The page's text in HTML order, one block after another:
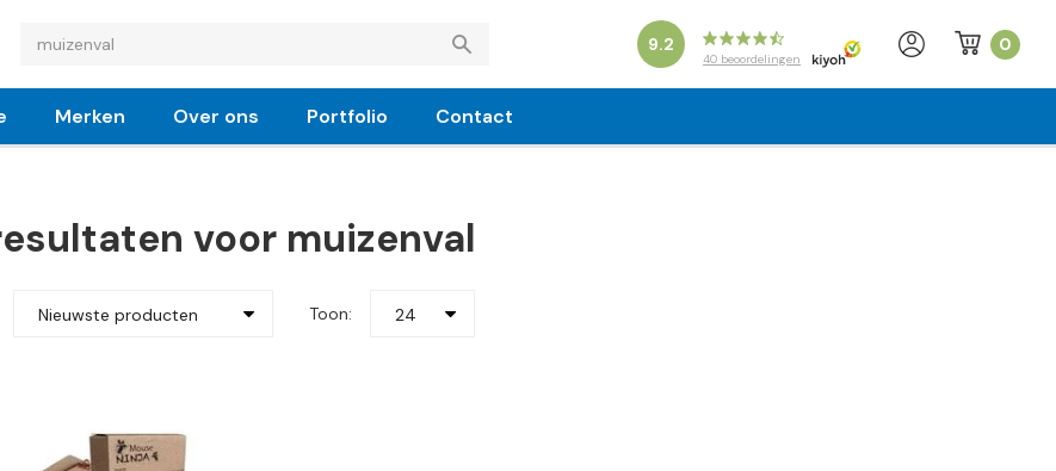
9.2
40 beoordelingen
0
Merken Over ons Portfolio Contact
voor muizenval
Nieuwste producten Toon: 24